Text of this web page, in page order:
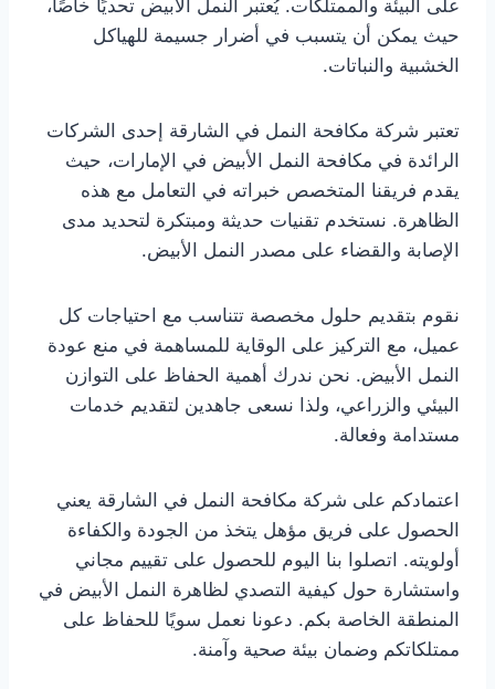
على البيئة والممتلكات. يُعتبر النمل الأبيض تحديًا خاصًا،
حيث يمكن أن يتسبب في أضرار جسيمة للهياكل
الخشبية والنباتات.
تعتبر شركة مكافحة النمل في الشارقة إحدى الشركات
الرائدة في مكافحة النمل الأبيض في الإمارات، حيث
يقدم فريقنا المتخصص خبراته في التعامل مع هذه
الظاهرة. نستخدم تقنيات حديثة ومبتكرة لتحديد مدى
الإصابة والقضاء على مصدر النمل الأبيض.
نقوم بتقديم حلول مخصصة تتناسب مع احتياجات كل
عميل، مع التركيز على الوقاية للمساهمة في منع عودة
النمل الأبيض. نحن ندرك أهمية الحفاظ على التوازن
البيئي والزراعي، ولذا نسعى جاهدين لتقديم خدمات
مستدامة وفعالة.
اعتمادكم على شركة مكافحة النمل في الشارقة يعني
الحصول على فريق مؤهل يتخذ من الجودة والكفاءة
أولويته. اتصلوا بنا اليوم للحصول على تقييم مجاني
واستشارة حول كيفية التصدي لظاهرة النمل الأبيض في
المنطقة الخاصة بكم. دعونا نعمل سويًا للحفاظ على
ممتلكاتكم وضمان بيئة صحية وآمنة.